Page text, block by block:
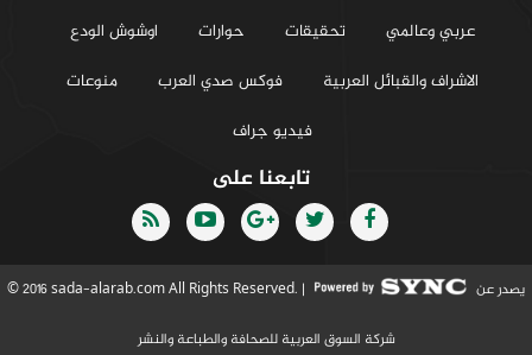
عربي وعالمي
تحقيقات حوارات
اوشوش الودع
الاشراف والقبائل العربية
فوكس صدي العرب
منوعات
فيديو جراف
تابعنا على
© 2016 sada-alarab.com All Rights Reserved. | يصدر عن
شركة السوق العربية للصحافة والطباعة والنشر